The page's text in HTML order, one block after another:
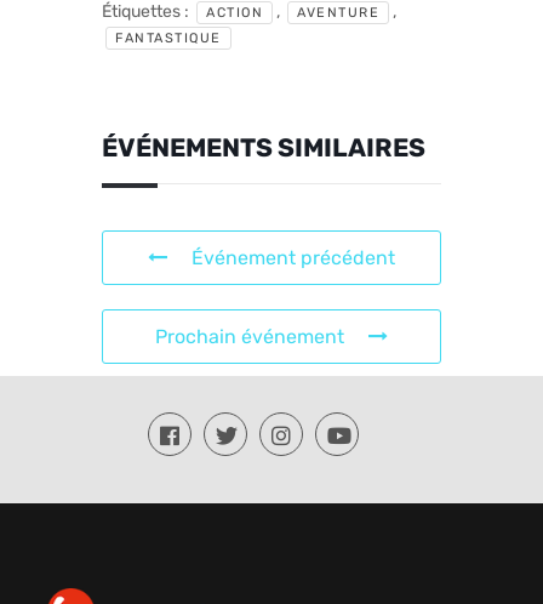
Étiquettes : ACTION , AVENTURE ,
FANTASTIQUE
ÉVÉNEMENTS SIMILAIRES
Événement précédent
Prochain événement